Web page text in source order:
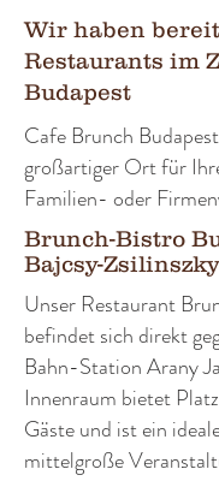
Wir haben
Restaurants im
Budapest
Cafe Brunch
großartiger Ort für
Familien- oder
Brunch-Bistro
Bajcsy-
Unser Restaurant
befindet sich direkt
Bahn-Station Arany
Innenraum bietet
Gäste und ist ein
mittelgroße